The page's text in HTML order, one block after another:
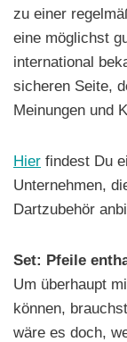
zu einer
eine möglichst
international
sicheren Seite,
Meinungen und
Hier findest Du
Unternehmen,
Dartzubehör
Set: Pfeile
Um überhaupt
können,
wäre es doch,